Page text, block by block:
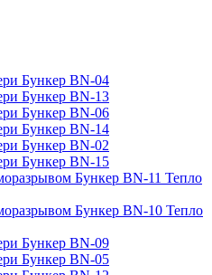
Бункер BN-04
Бункер BN-13
Бункер BN-06
Бункер BN-14
Бункер BN-02
Бункер BN-15
Бункер BN-11 Тепло
Бункер BN-10 Тепло
Бункер BN-09
Бункер BN-05